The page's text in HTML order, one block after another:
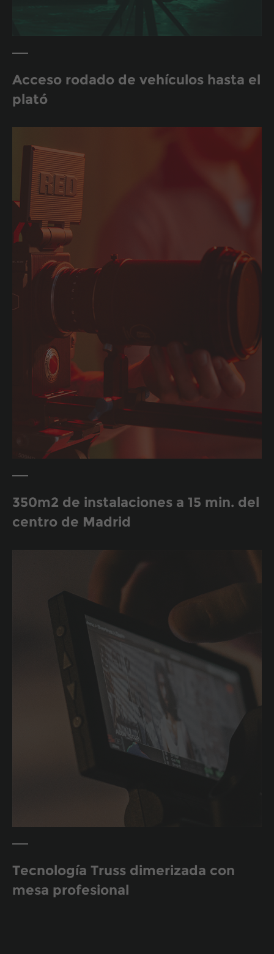
Acceso rodado de vehículos hasta el
plató
350m2 de instalaciones a 15 min. del
centro de Madrid
Tecnología Truss dimerizada con
mesa profesional